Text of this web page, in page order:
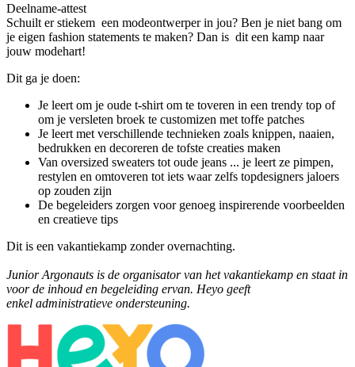
Deelname-attest
Schuilt er stiekem een modeontwerper in jou? Ben je niet bang om
je eigen fashion statements te maken? Dan is dit een kamp naar
jouw modehart!
Dit ga je doen:
Je leert om je oude t-shirt om te toveren in een trendy top of
om je versleten broek te customizen met toffe patches
Je leert met verschillende technieken zoals knippen, naaien,
bedrukken en decoreren de tofste creaties maken
Van oversized sweaters tot oude jeans ... je leert ze pimpen,
restylen en omtoveren tot iets waar zelfs topdesigners jaloers
op zouden zijn
De begeleiders zorgen voor genoeg inspirerende voorbeelden
en creatieve tips
Dit is een vakantiekamp zonder overnachting.
Junior Argonauts is de organisator van het vakantiekamp en staat in
voor de inhoud en begeleiding ervan. Heyo geeft
enkel administratieve ondersteuning.